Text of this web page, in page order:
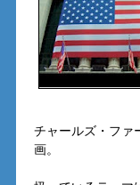
チャールズ・ファ
画。